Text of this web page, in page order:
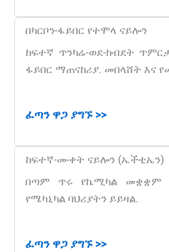
በካርቦን-ፋይበር የተሞላ ናይሎን
ከፍተኛ ጥንካሬ-ወደ-ክብደት
ፋይበር ማጠናከሪያ. መበላሸት
ፈጣን ዋጋ ያግኙ >>
ከፍተኛ-ሙቀት ናይሎን (ኤችቲኤን)
በጣም ጥሩ የኬሚካል መቋቋም
የሜካኒካል ባህሪያትን ይይዛል.
ፈጣን ዋጋ ያግኙ >>